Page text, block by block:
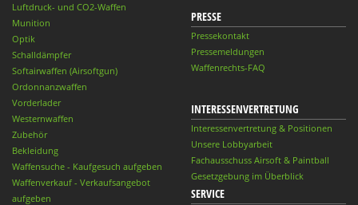
Luftdruck- und CO2-Waffen
Munition
Optik
Schalldämpfer
Softairwaffen (Airsoftgun)
Ordonnanzwaffen
Vorderlader
Westernwaffen
Zubehör
Bekleidung
Waffensuche - Kaufgesuch aufgeben
Waffenverkauf - Verkaufsangebot
aufgeben
PRESSE
Pressekontakt
Pressemeldungen
Waffenrechts-FAQ
INTERESSENVERTRETUNG
Interessenvertretung & Positionen
Unsere Lobbyarbeit
Fachausschuss Airsoft & Paintball
Gesetzgebung im Überblick
SERVICE